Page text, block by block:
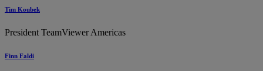
Tim Koubek
President TeamViewer Americas
Finn Faldi